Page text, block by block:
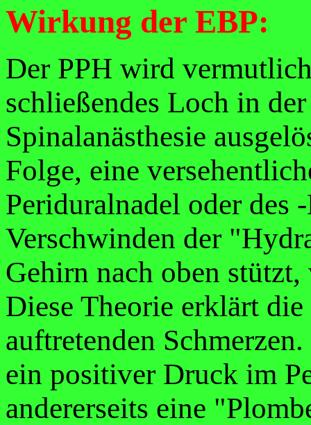
Wirkung der EBP:
Der PPH wird
schließendes Loch in
Spinalanästhesie
Folge, eine
Periduralnadel oder des
Verschwinden der
Gehirn nach oben
Diese Theorie erklärt
auftretenden
ein positiver Druck im
andererseits eine